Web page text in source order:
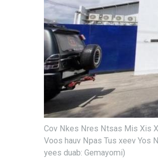
Cov Nkes Nres Ntsas Mis Xis
Voos hauv Npas Tus xeev Yos
yees duab: Gemayomi)